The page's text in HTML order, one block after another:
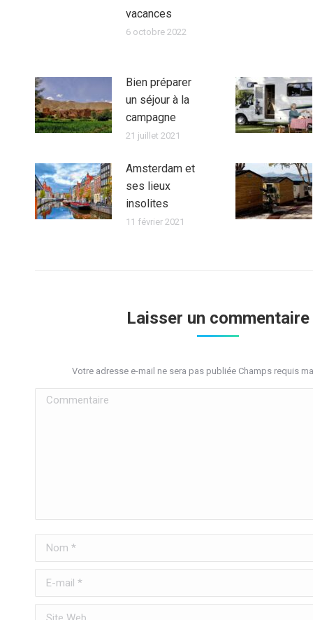
vacances
6 octobre 2022
Bien préparer
un séjour à la
campagne
21 juillet 2021
Amsterdam et
ses lieux
insolites
11 février 2021
Laisser un commentaire
Votre adresse e-mail ne sera pas publiée Champs requis
Commentaire
Nom *
E-mail *
Site Web